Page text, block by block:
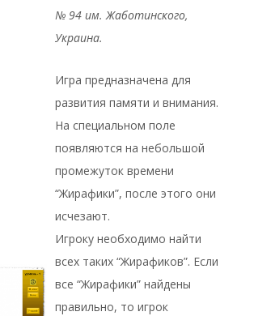
№ 94 им. Жаботинского,
Украина.
Игра предназначена для
развития памяти и внимания.
На специальном поле
появляются на небольшой
промежуток времени
“Жирафики”, после этого они
исчезают.
Игроку необходимо найти
всех таких “Жирафиков”. Если
все “Жирафики” найдены
правильно, то игрок